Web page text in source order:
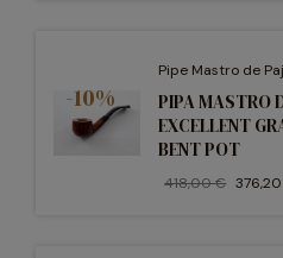
-10%
Pipe Mastro de
PIPA MASTRO
EXCELLENT
BENT POT
418,00 €